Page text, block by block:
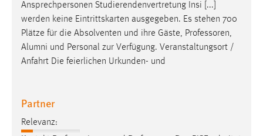
Ansprechpersonen Studierendenvertretung Insi [...]
werden keine Eintrittskarten ausgegeben. Es stehen 700
Plätze für die Absolventen und ihre Gäste, Professoren,
Alumni und Personal zur Verfügung. Veranstaltungsort /
Anfahrt Die feierlichen Urkunden- und
Partner
Relevanz:
Name:
MibewSessionID, MIBEW_UserID, mibew_locale, mibew-
chat-frame-style-5e9dbeb1811c0446
Zweck:
MibewSessionID, mibew-chat-frame-style-
Jahre, MIBEW_UserID = 1 Jahr